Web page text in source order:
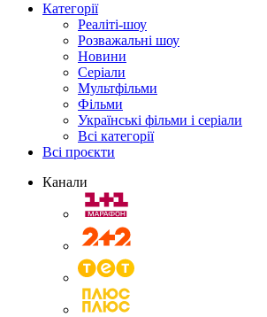
Категорії
Реаліті-шоу
Розважальні шоу
Новини
Серіали
Мультфільми
Фільми
Українські фільми і серіали
Всі категорії
Всі проєкти
Канали